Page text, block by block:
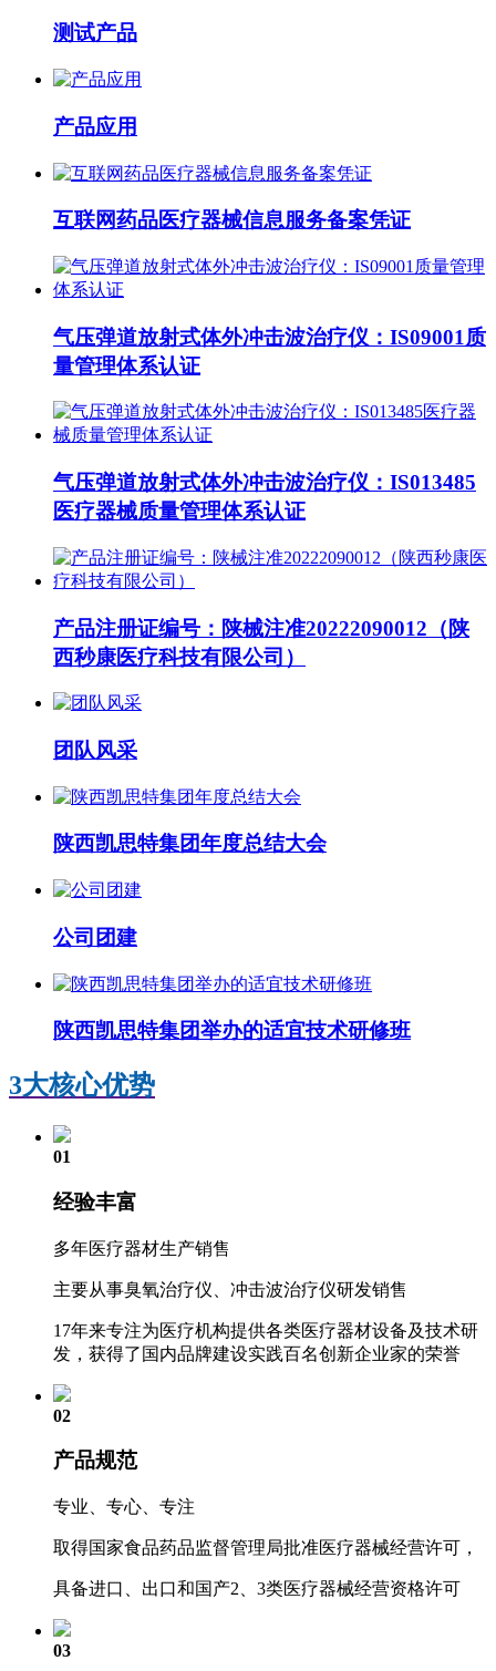
测试产品
产品应用
互联网药品医疗器械信息服务备案凭证
气压弹道放射式体外冲击波治疗仪：IS09001质
量管理体系认证
气压弹道放射式体外冲击波治疗仪：IS013485
医疗器械质量管理体系认证
产品注册证编号：陕械注准20222090012（陕
西秒康医疗科技有限公司）
团队风采
陕西凯思特集团年度总结大会
公司团建
陕西凯思特集团举办的适宜技术研修班
3大核心优势
01
经验丰富
多年医疗器材生产销售
主要从事臭氧治疗仪、冲击波治疗仪研发销售
17年来专注为医疗机构提供各类医疗器材设备及技术研
发，获得了国内品牌建设实践百名创新企业家的荣誉
02
产品规范
专业、专心、专注
取得国家食品药品监督管理局批准医疗器械经营许可，
具备进口、出口和国产2、3类医疗器械经营资格许可
03